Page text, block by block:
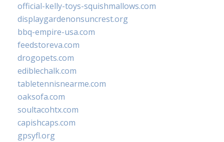
official-kelly-toys-squishmallows.com
displaygardenonsuncrest.org
bbq-empire-usa.com
feedstoreva.com
drogopets.com
ediblechalk.com
tabletennisnearme.com
oaksofa.com
soultacohtx.com
capishcaps.com
gpsyfl.org